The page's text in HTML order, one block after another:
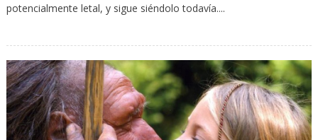
potencialmente letal, y sigue siéndolo todavía....